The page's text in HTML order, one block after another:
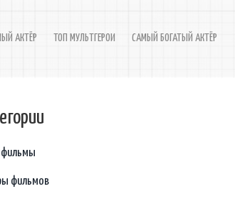
АКТЁР ТОП МУЛЬТГЕРОИ САМЫЙ БОГАТЫЙ АКТЁР
фильмов